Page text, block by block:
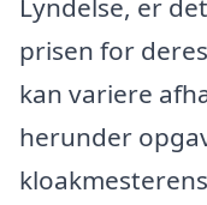
Lyndelse, er
prisen for
kan variere
herunder